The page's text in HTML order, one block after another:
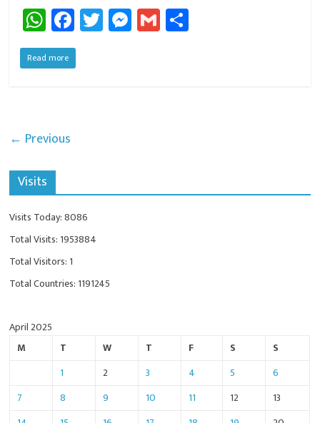
W
h
at
p
Fa
ce
b
T
wi
M
es
G
m
Read more
← Previous
Visits
Visits Today: 8086
Total Visits: 1953884
Total Visitors: 1
Total Countries: 1191245
April 2025
M
T W T F S
S
1
2 3 4 5
6
7
8 9 10 11 12
13